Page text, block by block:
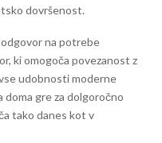
dovršenost.
na potrebe
ki omogoča povezanost z
udobnosti moderne
gre za dolgoročno
tako danes kot v